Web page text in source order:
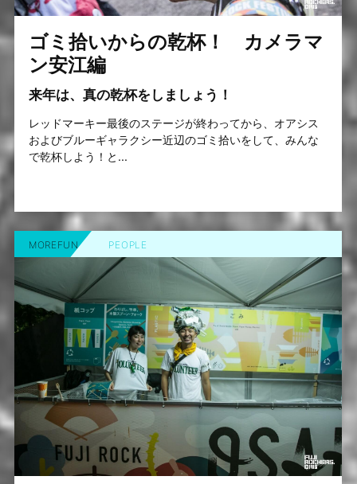
ゴミ拾いからの乾杯！ カメラマ
ン安江編
来年は、真の乾杯をしましょう！
レッドマーキー最後のステージが終わってから、オアシス
およびブルーギャラクシー近辺のゴミ拾いをして、みんな
で乾杯しよう！と...
MOREFUN PEOPLE